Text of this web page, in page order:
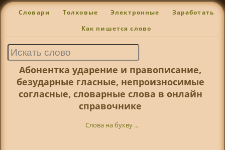
Словари Толковые Электронные Заработать
Как пишется слово
Абонентка ударение и правописание,
безударные гласные, непроизносимые
согласные, словарные слова в онлайн
справочнике
Слова на букву ...